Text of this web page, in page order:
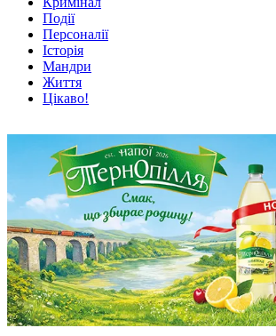
Події
Персоналії
Історія
Мандри
Життя
Цікаво!